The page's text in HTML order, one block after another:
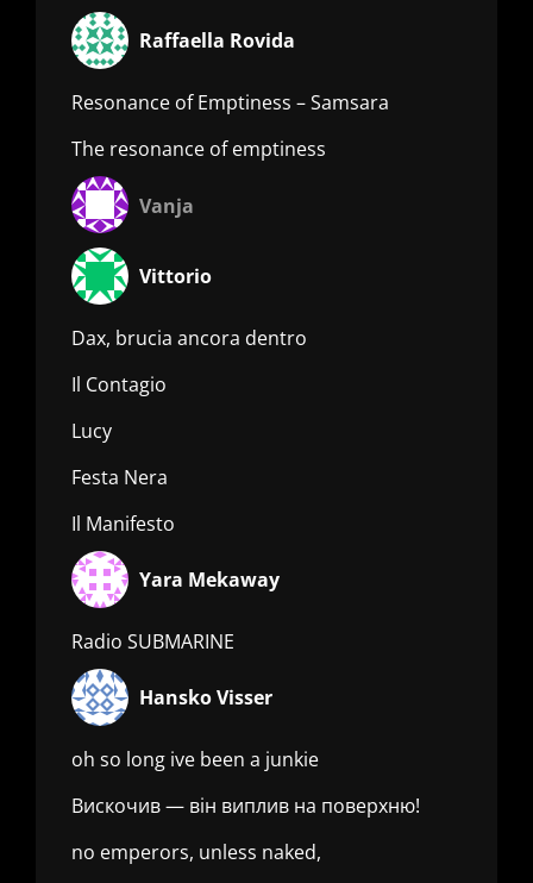
Raffaella Rovida
Resonance of Emptiness – Samsara
The resonance of emptiness
Vanja
Vittorio
Dax, brucia ancora dentro
Il Contagio
Lucy
Festa Nera
Il Manifesto
Yara Mekaway
Radio SUBMARINE
Hansko Visser
oh so long ive been a junkie
Вискочив — він виплив на поверхню!
no emperors, unless naked,